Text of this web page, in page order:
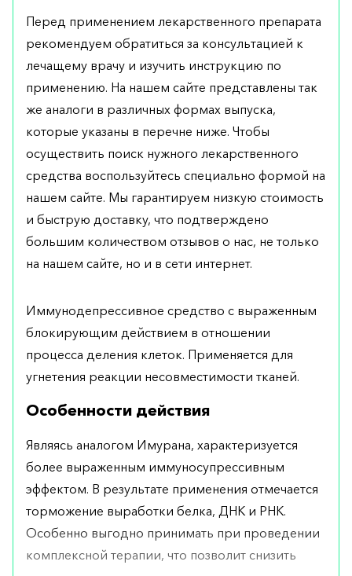
Перед применением лекарственного препарата
рекомендуем обратиться за консультацией к
лечащему врачу и изучить инструкцию по
применению. На нашем сайте представлены так
же аналоги в различных формах выпуска,
которые указаны в перечне ниже. Чтобы
осуществить поиск нужного лекарственного
средства воспользуйтесь специально формой на
нашем сайте. Мы гарантируем низкую стоимость
и быструю доставку, что подтверждено
большим количеством отзывов о нас, не только
на нашем сайте, но и в сети интернет.
Иммунодепрессивное средство с выраженным
блокирующим действием в отношении
процесса деления клеток. Применяется для
угнетения реакции несовместимости тканей.
Особенности действия
Являясь аналогом Имурана, характеризуется
более выраженным иммуносупрессивным
эффектом. В результате применения отмечается
торможение выработки белка, ДНК и РНК.
Особенно выгодно принимать при проведении
комплексной терапии, что позволит снизить